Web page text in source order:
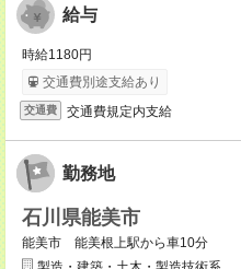
給与
時給1180円
交通費別途支給あり
交通費 交通費規定内支給
勤務地
石川県能美市
能美市 能美根上駅から車10分